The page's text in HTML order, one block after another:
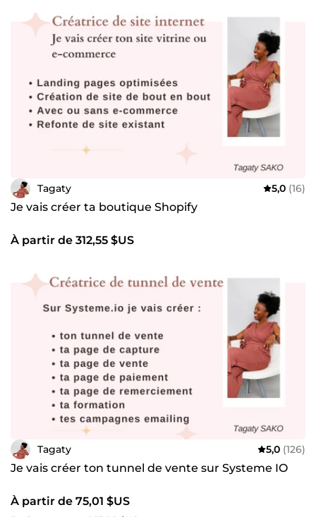
Tagaty 5,0 (16)
Je vais créer ta boutique Shopify
À partir de 312,55 $US
Tagaty 5,0 (126)
Je vais créer ton tunnel de vente sur Systeme IO
À partir de 75,01 $US